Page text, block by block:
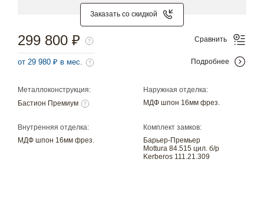
Заказать со скидкой
Металлоконструкция:
Бастион Премиум
Наружная отделка:
МДФ шпон 16мм фрез.
Внутренняя отделка:
МДФ шпон 16мм фрез.
Комплект замков:
Барьер-Премьер
Mottura 84.515 цил. б/р
Kerberos 111.21.309
299 800 ₽
от 29 980 ₽ в мес.
Сравнить
Подробнее